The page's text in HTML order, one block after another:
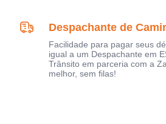
Despachante de
Facilidade para pagar seus
igual a um Despachante em
Trânsito em parceria com a
melhor, sem filas!